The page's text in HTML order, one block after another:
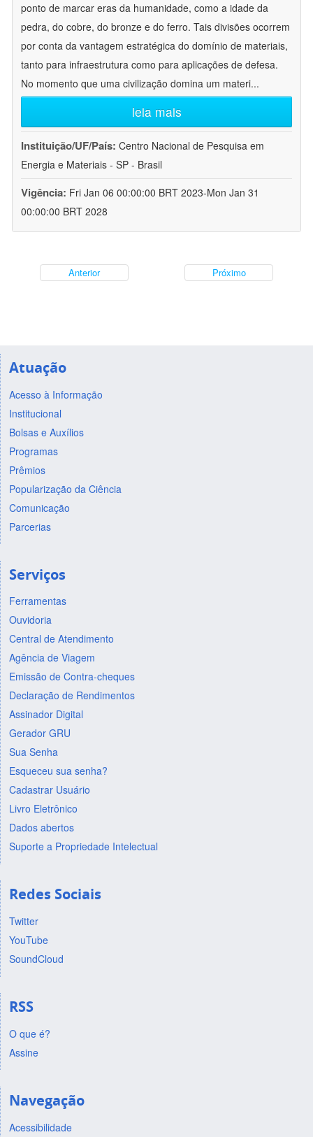
ponto de marcar eras da humanidade, como a idade da
pedra, do cobre, do bronze e do ferro. Tais divisões ocorrem
por conta da vantagem estratégica do domínio de materiais,
tanto para infraestrutura como para aplicações de defesa.
No momento que uma civilização domina um materi...
leia mais
Instituição/UF/País: Centro Nacional de Pesquisa em
Energia e Materiais - SP - Brasil
Vigência: Fri Jan 06 00:00:00 BRT 2023-Mon Jan 31
00:00:00 BRT 2028
Anterior Próximo
Atuação
Acesso à Informação
Institucional
Bolsas e Auxílios
Programas
Prêmios
Popularização da Ciência
Comunicação
Parcerias
Serviços
Ferramentas
Ouvidoria
Central de Atendimento
Agência de Viagem
Emissão de Contra-cheques
Declaração de Rendimentos
Assinador Digital
Gerador GRU
Sua Senha
Esqueceu sua senha?
Cadastrar Usuário
Livro Eletrônico
Dados abertos
Suporte a Propriedade Intelectual
Redes Sociais
Twitter
YouTube
SoundCloud
RSS
O que é?
Assine
Navegação
Acessibilidade